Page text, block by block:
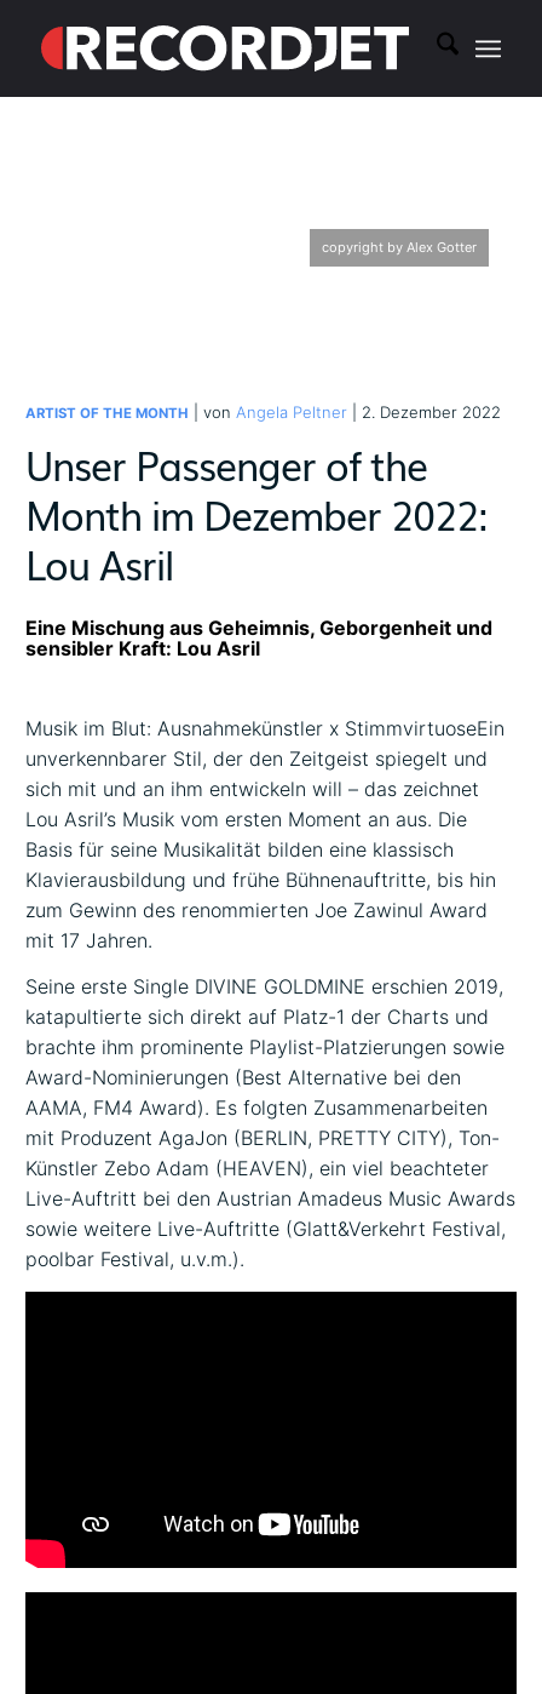
copyright by Alex Gotter
ARTIST OF THE MONTH | von Angela Peltner | 2. Dezember 2022
Unser Passenger of the
Month im Dezember 2022:
Lou Asril
Eine Mischung aus Geheimnis, Geborgenheit und
sensibler Kraft: Lou Asril
Musik im Blut: Ausnahmekünstler x StimmvirtuoseEin
unverkennbarer Stil, der den Zeitgeist spiegelt und
sich mit und an ihm entwickeln will – das zeichnet
Lou Asril’s Musik vom ersten Moment an aus. Die
Basis für seine Musikalität bilden eine klassisch
Klavierausbildung und frühe Bühnenauftritte, bis hin
zum Gewinn des renommierten Joe Zawinul Award
mit 17 Jahren.
Seine erste Single DIVINE GOLDMINE erschien 2019,
katapultierte sich direkt auf Platz-1 der Charts und
brachte ihm prominente Playlist-Platzierungen sowie
Award-Nominierungen (Best Alternative bei den
AAMA, FM4 Award). Es folgten Zusammenarbeiten
mit Produzent AgaJon (BERLIN, PRETTY CITY), Ton-
Künstler Zebo Adam (HEAVEN), ein viel beachteter
Live-Auftritt bei den Austrian Amadeus Music Awards
sowie weitere Live-Auftritte (Glatt&Verkehrt Festival,
poolbar Festival, u.v.m.).